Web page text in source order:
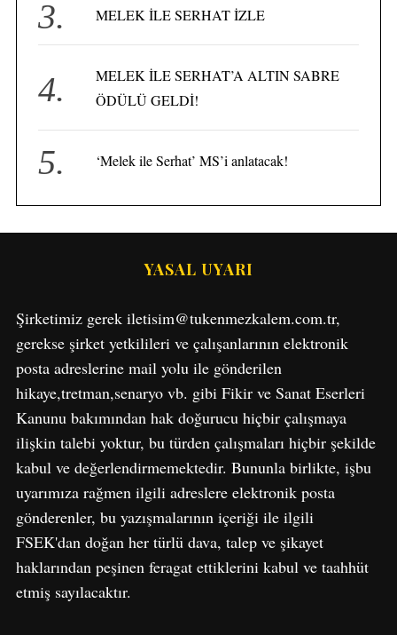
MELEK İLE SERHAT İZLE
MELEK İLE SERHAT’A ALTIN SABRE
ÖDÜLÜ GELDİ!
‘Melek ile Serhat’ MS’i anlatacak!
YASAL UYARI
Şirketimiz gerek iletisim@tukenmezkalem.com.tr,
gerekse şirket yetkilileri ve çalışanlarının elektronik
posta adreslerine mail yolu ile gönderilen
hikaye,tretman,senaryo vb. gibi Fikir ve Sanat Eserleri
Kanunu bakımından hak doğurucu hiçbir çalışmaya
ilişkin talebi yoktur, bu türden çalışmaları hiçbir şekilde
kabul ve değerlendirmemektedir. Bununla birlikte, işbu
uyarımıza rağmen ilgili adreslere elektronik posta
gönderenler, bu yazışmalarının içeriği ile ilgili
FSEK'dan doğan her türlü dava, talep ve şikayet
haklarından peşinen feragat ettiklerini kabul ve taahhüt
etmiş sayılacaktır.